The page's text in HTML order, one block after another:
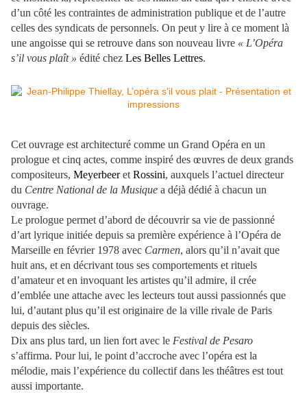
d’un côté les contraintes de administration publique et de l’autre
celles des syndicats de personnels. On peut y lire à ce moment là
une angoisse qui se retrouve dans son nouveau livre « L’Opéra
s’il vous plaît » édité chez Les Belles Lettres.
Cet ouvrage est architecturé comme un Grand Opéra en un
prologue et cinq actes, comme inspiré des œuvres de deux grands
compositeurs, Meyerbeeret Rossini, auxquels l’actuel directeur
du Centre National de la Musique a déjà dédié à chacun un
ouvrage.
Le prologue permet d’abord de découvrir sa vie de passionné
d’art lyrique initiée depuis sa première expérience à l’Opéra de
Marseille en février 1978 avec Carmen, alors qu’il n’avait que
huit ans, et en décrivant tous ses comportements et rituels
d’amateur et en invoquant les artistes qu’il admire, il crée
d’emblée une attache avec les lecteurs tout aussi passionnés que
lui, d’autant plus qu’il est originaire de la ville rivale de Paris
depuis des siècles.
Dix ans plus tard, un lien fort avec le Festival de Pesaro
s’affirma. Pour lui, le point d’accroche avec l’opéra est la
mélodie, mais l’expérience du collectif dans les théâtres est tout
aussi importante.